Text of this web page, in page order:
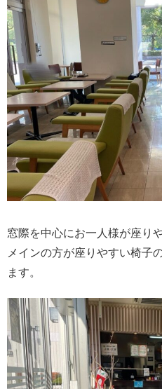
窓際を中心にお一人様が座り
メインの方が座りやすい椅子
ます。